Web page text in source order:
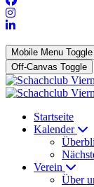
Mobile Menu Toggle
Off-Canvas Toggle
Startseite
Kalender
Verein
Über